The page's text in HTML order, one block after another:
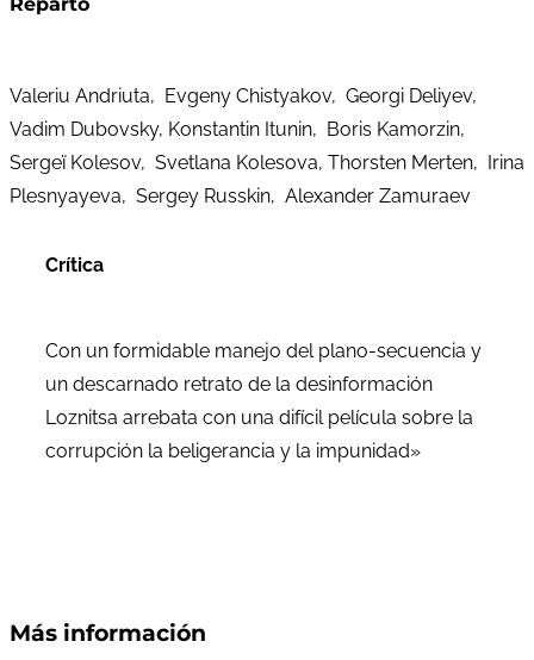
Valeriu Andriuta, Evgeny Chistyakov, Georgi Deliyev,
Vadim Dubovsky, Konstantin Itunin, Boris Kamorzin,
Sergeï Kolesov, Svetlana Kolesova, Thorsten Merten, Irina
Plesnyayeva, Sergey Russkin, Alexander Zamuraev
Crítica
Con un formidable manejo del plano-secuencia y
un descarnado retrato de la desinformación
Loznitsa arrebata con una difícil película sobre la
corrupción la beligerancia y la impunidad»
Más información